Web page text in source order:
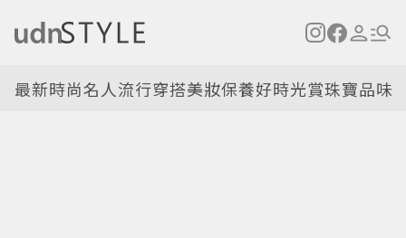
最新時尚名人流行穿搭美妝保養好時光賞珠寶品味